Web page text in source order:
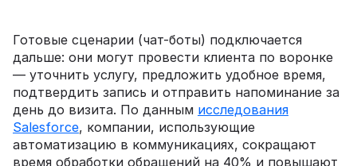
Готовые сценарии (чат-боты) подключается
дальше: они могут провести клиента по воронке
— уточнить услугу, предложить удобное время,
подтвердить запись и отправить напоминание за
день до визита. По данным исследования
Salesforce, компании, использующие
автоматизацию в коммуникациях, сокращают
время обработки обращений на 40% и повышают